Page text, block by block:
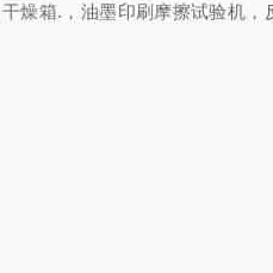
燥箱.，油墨印刷摩擦试验机，